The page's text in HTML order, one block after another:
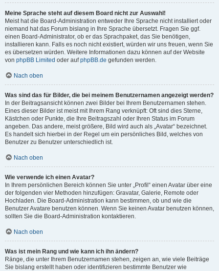
Meine Sprache steht auf diesem Board nicht zur Auswahl!
Meist hat die Board-Administration entweder Ihre Sprache nicht installiert oder
niemand hat das Forum bislang in Ihre Sprache übersetzt. Fragen Sie ggf.
einen Board-Administrator, ob er das Sprachpaket, das Sie benötigen,
installieren kann. Falls es noch nicht existiert, würden wir uns freuen, wenn Sie
es übersetzen würden. Weitere Informationen dazu können auf der Website
von phpBB Limited oder aufphpBB.de gefunden werden.
Nach oben
Was sind das für Bilder, die bei meinem Benutzernamen angezeigt werden?
In der Beitragsansicht können zwei Bilder bei Ihrem Benutzernamen stehen.
Eines dieser Bilder ist meist mit Ihrem Rang verknüpft: Oft sind dies Sterne,
Kästchen oder Punkte, die Ihre Beitragszahl oder Ihren Status im Forum
angeben. Das andere, meist größere, Bild wird auch als „Avatar“ bezeichnet.
Es handelt sich hierbei in der Regel um ein persönliches Bild, welches von
Benutzer zu Benutzer unterschiedlich ist.
Nach oben
Wie verwende ich einen Avatar?
In Ihrem persönlichen Bereich können Sie unter „Profil“ einen Avatar über eine
der folgenden vier Methoden hinzufügen: Gravatar, Galerie, Remote oder
Hochladen. Die Board-Administration kann bestimmen, ob und wie die
Benutzer Avatare benutzen können. Wenn Sie keinen Avatar benutzen können,
sollten Sie die Board-Administration kontaktieren.
Nach oben
Was ist mein Rang und wie kann ich ihn ändern?
Ränge, die unter Ihrem Benutzernamen stehen, zeigen an, wie viele Beiträge
Sie bislang erstellt haben oder identifizieren bestimmte Benutzer wie